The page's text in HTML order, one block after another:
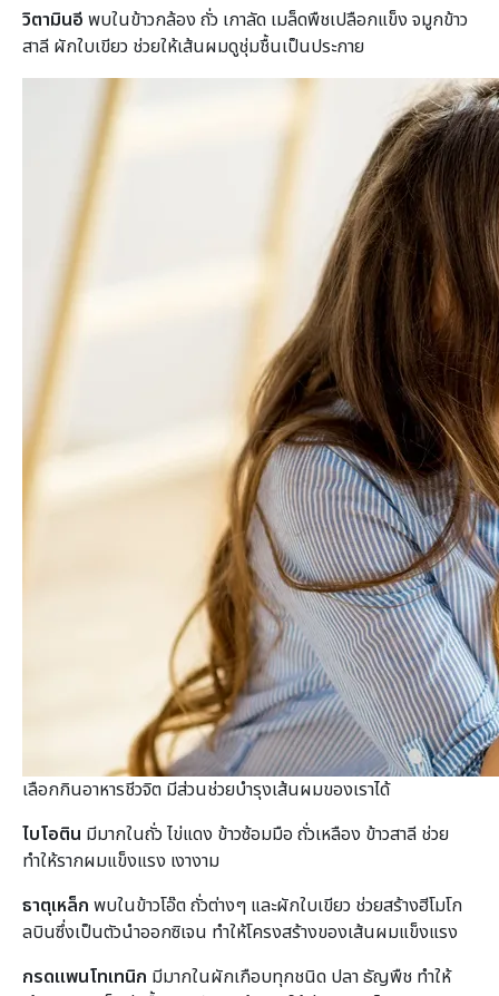
วิตามินอี พบในข้าวกล้อง ถั่ว เกาลัด เมล็ดพืชเปลือกแข็ง จมูกข้าว
สาลี ผักใบเขียว ช่วยให้เส้นผมดูชุ่มชื้นเป็นประกาย
เลือกกินอาหารชีวจิต มีส่วนช่วยบำรุงเส้นผมของเราได้
ไบโอติน มีมากในถั่ว ไข่แดง ข้าวซ้อมมือ ถั่วเหลือง ข้าวสาลี ช่วย
ทำให้รากผมแข็งแรง เงางาม
ธาตุเหล็ก พบในข้าวโอ๊ต ถั่วต่างๆ และผักใบเขียว ช่วยสร้างฮีโมโก
ลบินซึ่งเป็นตัวนำออกซิเจน ทำให้โครงสร้างของเส้นผมแข็งแรง
กรดแพนโทเทนิก มีมากในผักเกือบทุกชนิด ปลา ธัญพืช ทำให้